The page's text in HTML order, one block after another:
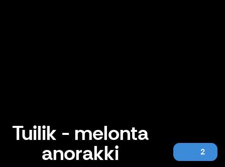
Tuilik - melonta
anorakki 2
Tuilik - melonta anorakki